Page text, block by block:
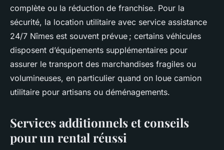
complète ou la réduction de franchise. Pour la
sécurité, la location utilitaire avec service assistance
24/7 Nîmes est souvent prévue ; certains véhicules
disposent d’équipements supplémentaires pour
assurer le transport des marchandises fragiles ou
volumineuses, en particulier quand on loue camion
utilitaire pour artisans ou déménagements.
Services additionnels et conseils
pour un rental réussi